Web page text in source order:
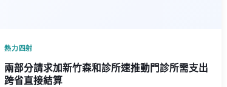
熱力四射
兩部分請求加新竹森和診所速推動門診所需支出
跨省直接結算